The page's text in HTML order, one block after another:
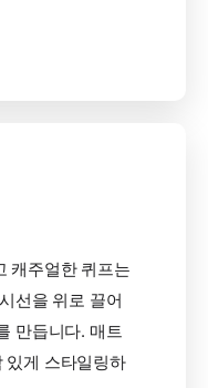
캐주얼한 퀴프는
선을 위로 끌어
만듭니다. 매트
있게 스타일링하